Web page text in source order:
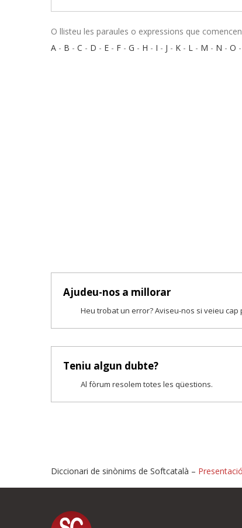
O llisteu les paraules o expressions que
A - B - C - D - E - F - G - H - I - J - K - L - M - N - O -
Ajudeu-nos a millorar
Heu trobat un error? Aviseu-nos si veieu cap
Teniu algun dubte?
Al fòrum resolem totes les qüestions.
Proposeu-nos
Diccionari de sinònims de Softcatalà –